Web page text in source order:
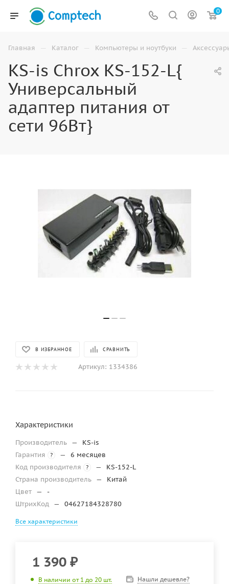
0
Главная — Каталог — Компьютеры и ноутбуки —
KS-is Chrox KS-152-L{
Универсальный
адаптер питания от
сети 96Вт}
В ИЗБРАННОЕ СРАВНИТЬ
Артикул: 1334386
Характеристики
Производитель —
KS-is
Гарантия
? —
6 месяцев
Код производителя
? —
KS-152-L
Страна производитель —
Китай
Цвет —
-
ШтрихКод — 04627184328780
Все характеристики
1 390 ₽
В наличии от 1 до 20 шт. Нашли дешевле?